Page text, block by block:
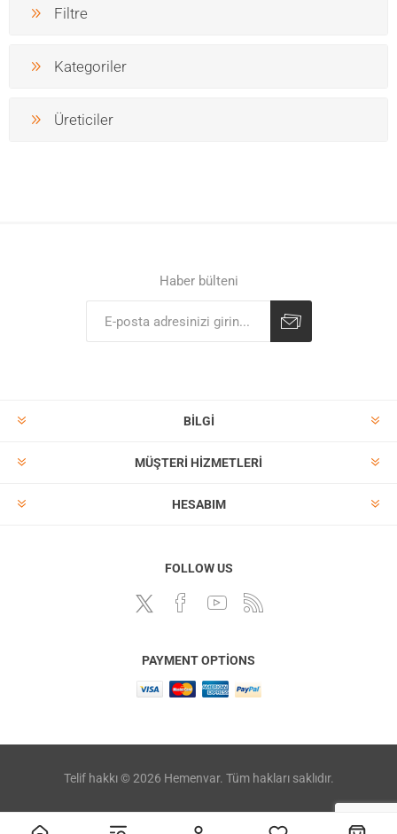
Filtre
Kategoriler
Üreticiler
Haber bülteni
BILGI
MÜŞTERI HIZMETLERI
HESABIM
FOLLOW US
PAYMENT OPTIONS
Telif hakkı © 2026 Hemenvar. Tüm hakları saklıdır.